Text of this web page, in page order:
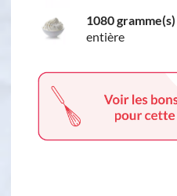
1080 gramme(s)
entière